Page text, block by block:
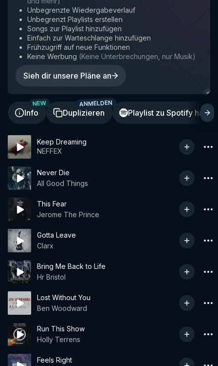
Unbegrenzte Wiedergabeverlauf
Unbegrenzt Playlists erstellen
Songs zur Playlist hinzufügen
Einfach zur Warteschlange hinzufügen
Frühzugriff auf neue Funktionen
Keine Werbung (Keine Unterbrechungen, nur Musik)
Sieh dir unsere Pläne an
Info
NEW
Duplizieren
ANMELDEN
Playlist zu Spotify
Keep Dreaming
NEFFEX
Never Die
All Good Things
This Fear
Jerome The Prince
Gotta Leave
Clarx
Bring Me Back to Life
Hr Bristol
Lost Without You
Ben Woodward
Run This Show
Holly Terrens
Feels Right